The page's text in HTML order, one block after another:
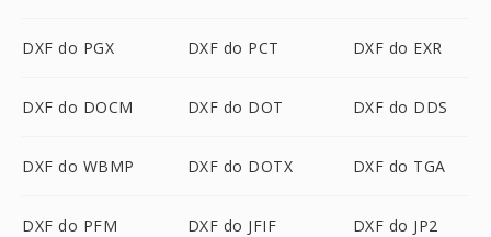
DXF do PGX DXF do PCT DXF do EXR
DXF do DOCM DXF do DOT DXF do DDS
DXF do WBMP DXF do DOTX DXF do TGA
DXF do PFM DXF do JFIF DXF do JP2